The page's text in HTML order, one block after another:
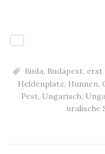
Buda, Budapest, erst
Heldenplatz, Hunnen,
Pest, Ungarisch,
uralische